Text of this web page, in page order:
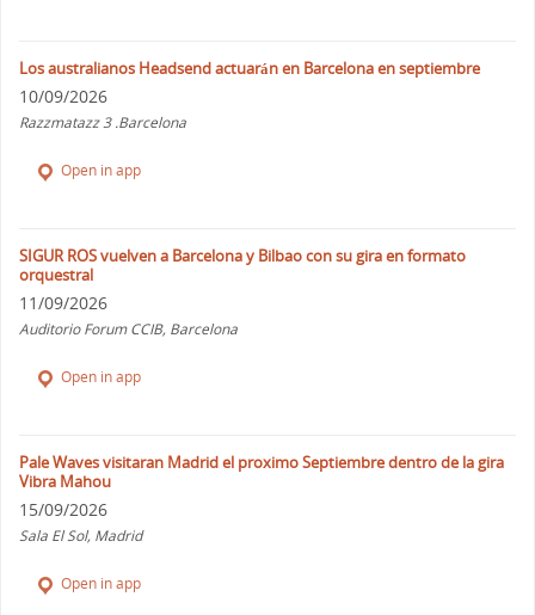
Los australianos Headsend actuarán en Barcelona en septiembre
10/09/2026
Razzmatazz 3 .Barcelona
Open in app
SIGUR ROS vuelven a Barcelona y Bilbao con su gira en formato
orquestral
11/09/2026
Auditorio Forum CCIB, Barcelona
Open in app
Pale Waves visitaran Madrid el proximo Septiembre dentro de la gira
Vibra Mahou
15/09/2026
Sala El Sol, Madrid
Open in app